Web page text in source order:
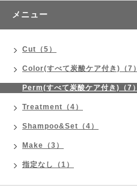
メニュー
Cut（5）
Color(すべて炭酸ケア付き)（7）
Perm(すべて炭酸ケア付き)（7）
Treatment（4）
Shampoo&Set（4）
Make（3）
指定なし（1）